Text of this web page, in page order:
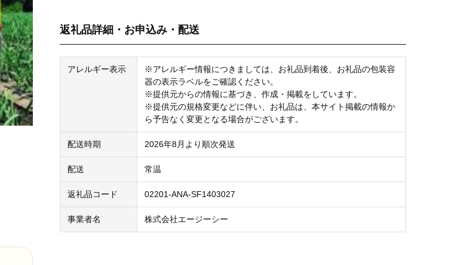
返礼品詳細・お申込み・配送
アレルギー表示
※アレルギー情報につきましては、お礼品到着後、お礼品の包装容
器の表示ラベルをご確認ください。
※提供元からの情報に基づき、作成・掲載をしています。
※提供元の規格変更などに伴い、お礼品は、本サイト掲載の情報か
ら予告なく変更となる場合がございます。
配送時期 2026年8月より順次発送
配送 常温
返礼品コード 02201-ANA-SF1403027
事業者名 株式会社エージーシー